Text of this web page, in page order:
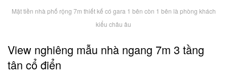
Mặt tiền nhà phố rộng 7m thiết kế có gara 1 bên còn 1 bên là phòng khách
kiểu châu âu
View nghiêng mẫu nhà ngang 7m 3 tầng
tân cổ điển